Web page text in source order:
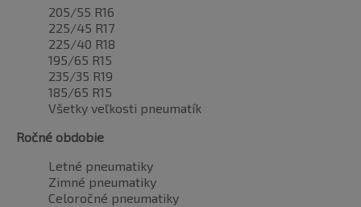
205/55 R16
225/45 R17
225/40 R18
195/65 R15
235/35 R19
185/65 R15
Všetky veľkosti pneumatík
Ročné obdobie
Letné pneumatiky
Zimné pneumatiky
Celoročné pneumatiky